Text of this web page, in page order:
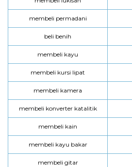
membeli permadani
beli benih
membeli kayu
membeli kursi lipat
membeli kamera
membeli konverter katalitik
membeli kain
membeli kayu bakar
membeli gitar